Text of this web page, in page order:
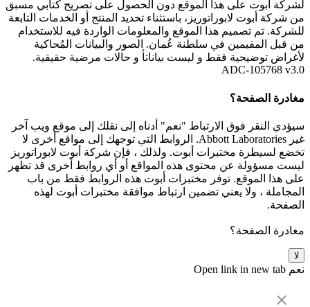
لشركة أبوت على هذا الموقع دون الحصول على تصريح كتابي مسبق
من شركة أبوت لابوراتوريز، باستثناء تحديد المنتج أو الخدمات التابعة
للشركة. تم تصميم هذا الموقع والمعلومات الواردة فيه للاستخدام
من قبل المقيمين في سلطنة عُمان. الصور والبيانات المُحاكية
لأغراض توضيحية فقط و ليست بياناتأ و حالات مرضية حقيقية.
ADC-105768 v3.0
مغادرة الصفحة؟
سيؤدي النقر فوق الارتباط "نعم" أدناه إلى نقلك إلى موقع ويب آخر
غير Abbott Laboratories. الروابط التي توجهك إلى مواقع أخرى لا
تخضع لسيطرة مختبرات أبوت. ولذلك ، فإن شركة أبوت لابوراتوريز
ليست مسؤولة عن محتوى هذه المواقع أو أي روابط أخرى قد تظهر
على هذا الموقع. توفر مختبرات أبوت هذه الروابط فقط من باب
المجاملة ، ولا يعني تضمين ارتباط موافقة مختبرات أبوت لهذه
الصفحة.
مغادرة الصفحة؟
لا
نعم Open link in new tab